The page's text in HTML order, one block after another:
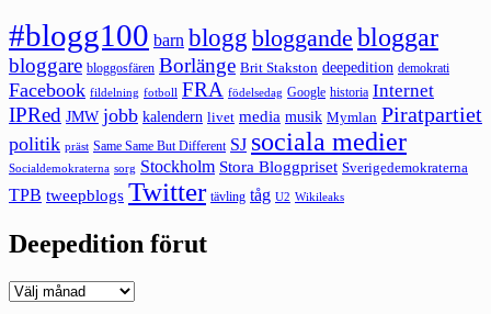
#blogg100 barn blogg bloggande bloggar
bloggare bloggosfären Borlänge Brit Stakston deepedition demokrati
Facebook fildelning fotboll FRA födelsedag Google historia Internet
IPRed JMW jobb kalendern livet media musik Mymlan Piratpartiet
politik präst Same Same But Different SJ sociala medier
Socialdemokraterna sorg Stockholm Stora Bloggpriset Sverigedemokraterna
TPB tweepblogs Twitter tävling tåg U2 Wikileaks
Deepedition förut
Deepedition